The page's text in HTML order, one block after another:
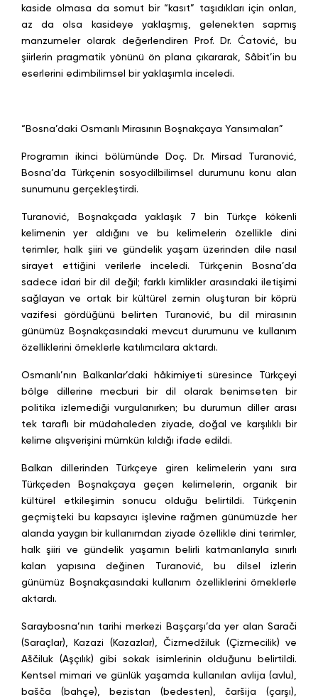
kaside olmasa da somut bir “kasıt” taşıdıkları için onları,
az da olsa kasideye yaklaşmış, gelenekten sapmış
manzumeler olarak değerlendiren Prof. Dr. Ćatović, bu
şiirlerin pragmatik yönünü ön plana çıkararak, Sâbit’in bu
eserlerini edimbilimsel bir yaklaşımla inceledi.
“Bosna’daki Osmanlı Mirasının Boşnakçaya Yansımaları”
Programın ikinci bölümünde Doç. Dr. Mirsad Turanović,
Bosna’da Türkçenin sosyodilbilimsel durumunu konu alan
sunumunu gerçekleştirdi.
Turanović, Boşnakçada yaklaşık 7 bin Türkçe kökenli
kelimenin yer aldığını ve bu kelimelerin özellikle dini
terimler, halk şiiri ve gündelik yaşam üzerinden dile nasıl
sirayet ettiğini verilerle inceledi. Türkçenin Bosna’da
sadece idari bir dil değil; farklı kimlikler arasındaki iletişimi
sağlayan ve ortak bir kültürel zemin oluşturan bir köprü
vazifesi gördüğünü belirten Turanović, bu dil mirasının
günümüz Boşnakçasındaki mevcut durumunu ve kullanım
özelliklerini örneklerle katılımcılara aktardı.
Osmanlı’nın Balkanlar’daki hâkimiyeti süresince Türkçeyi
bölge dillerine mecburi bir dil olarak benimseten bir
politika izlemediği vurgulanırken; bu durumun diller arası
tek taraflı bir müdahaleden ziyade, doğal ve karşılıklı bir
kelime alışverişini mümkün kıldığı ifade edildi.
Balkan dillerinden Türkçeye giren kelimelerin yanı sıra
Türkçeden Boşnakçaya geçen kelimelerin, organik bir
kültürel etkileşimin sonucu olduğu belirtildi. Türkçenin
geçmişteki bu kapsayıcı işlevine rağmen günümüzde her
alanda yaygın bir kullanımdan ziyade özellikle dini terimler,
halk şiiri ve gündelik yaşamın belirli katmanlarıyla sınırlı
kalan yapısına değinen Turanović, bu dilsel izlerin
günümüz Boşnakçasındaki kullanım özelliklerini örneklerle
aktardı.
Saraybosna’nın tarihi merkezi Başçarşı’da yer alan Sarači
(Saraçlar), Kazazi (Kazazlar), Čizmedžiluk (Çizmecilik) ve
Aščiluk (Aşçılık) gibi sokak isimlerinin olduğunu belirtildi.
Kentsel mimari ve günlük yaşamda kullanılan avlija (avlu),
bašča (bahçe), bezistan (bedesten), čaršija (çarşı),